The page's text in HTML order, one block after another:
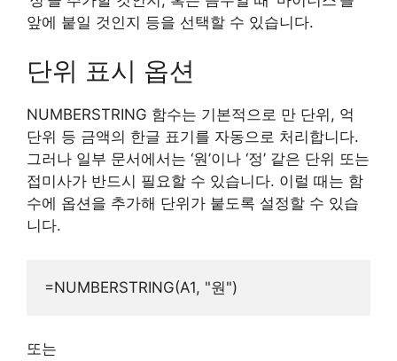
앞에 붙일 것인지 등을 선택할 수 있습니다.
단위 표시 옵션
NUMBERSTRING 함수는 기본적으로 만 단위, 억
단위 등 금액의 한글 표기를 자동으로 처리합니다.
그러나 일부 문서에서는 ‘원’이나 ‘정’ 같은 단위 또는
접미사가 반드시 필요할 수 있습니다. 이럴 때는 함
수에 옵션을 추가해 단위가 붙도록 설정할 수 있습
니다.
또는